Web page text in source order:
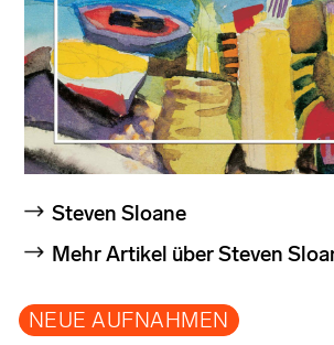
Steven Sloane
Mehr Artikel über Steven
NEUE AUFNAHMEN